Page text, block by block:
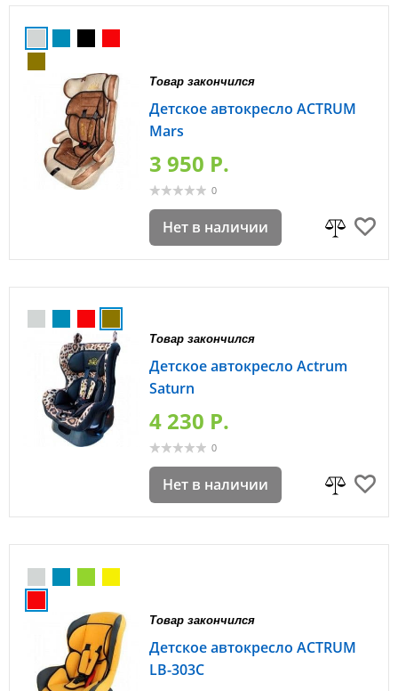
Товар закончился
Детское автокресло ACTRUM
Mars
3 950 P.
0
Нет в наличии
Товар закончился
Детское автокресло Actrum
Saturn
4 230 P.
0
Нет в наличии
Товар закончился
Детское автокресло ACTRUM
LB-303C